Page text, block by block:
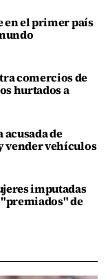
en el primer país
comercios de
hurtados a
de
vender vehículos
imputadas
de